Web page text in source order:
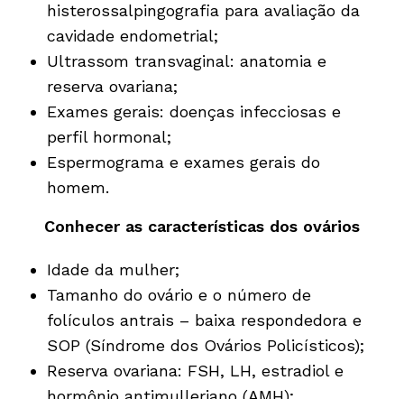
histerossalpingografia para avaliação da
cavidade endometrial;
Ultrassom transvaginal: anatomia e
reserva ovariana;
Exames gerais: doenças infecciosas e
perfil hormonal;
Espermograma e exames gerais do
homem.
Conhecer as características dos ovários
Idade da mulher;
Tamanho do ovário e o número de
folículos antrais – baixa respondedora e
SOP (Síndrome dos Ovários Policísticos);
Reserva ovariana: FSH, LH, estradiol e